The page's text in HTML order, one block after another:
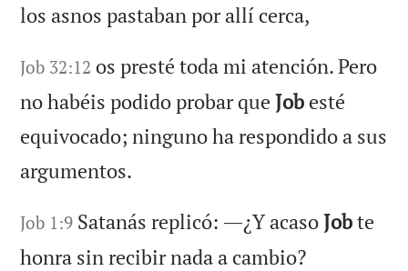
los asnos pastaban por allí cerca,
Job 32:12 os presté toda mi atención. Pero
no habéis podido probar queJob esté
equivocado; ninguno ha respondido a sus
argumentos.
Job 1:9 Satanás replicó: ―¿Y acasoJobte
honra sin recibir nada a cambio?